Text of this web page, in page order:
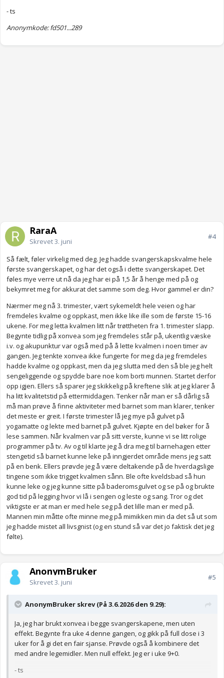
- ts
Anonymkode: fd501...289
RaraA
Skrevet3. juni
#4
Så fælt, føler virkelig med deg. Jeg hadde svangerskapskvalme hele
første svangerskapet, og har det også i dette svangerskapet. Det
føles mye verre ut nå da jeg har ei på 1,5 år å henge med på og
bekymret meg for akkurat det samme som deg. Hvor gammel er din?
Nærmer meg nå 3. trimester, vært sykemeldt hele veien og har
fremdeles kvalme og oppkast, men ikke like ille som de første 15-16
ukene. For meg letta kvalmen litt når trøttheten fra 1. trimester slapp.
Begynte tidlig på xonvea som jeg fremdeles står på, ukentlig væske
i.v. og akupunktur var også med på å lette kvalmen i noen timer av
gangen. Jeg tenkte xonvea ikke fungerte for meg da jeg fremdeles
hadde kvalme og oppkast, men da jeg slutta med den så ble jeg helt
sengeliggende og spydde bare noe kom borti munnen. Startet derfor
opp igjen. Ellers så sparer jeg skikkelig på kreftene slik at jeg klarer å
ha litt kvalitetstid på ettermiddagen. Tenker når man er så dårlig så
må man prøve å finne aktiviteter med barnet som man klarer, tenker
det meste er greit. I første trimester lå jeg mye på gulvet på
yogamatte og lekte med barnet på gulvet. Kjøpte en del bøker for å
lese sammen. Når kvalmen var på sitt verste, kunne vi se litt rolige
programmer på tv. Av og til klarte jeg å dra meg til barnehagen etter
stengetid så barnet kunne leke på inngjerdet område mens jeg satt
på en benk. Ellers prøvde jeg å være deltakende på de hverdagslige
tingene som ikke trigget kvalmen sånn. Ble ofte kveldsbad så hun
kunne leke og jeg kunne sitte på baderomsgulvet og se på og brukte
god tid på legging hvor vi lå i sengen og leste og sang. Tror og det
viktigste er at man er med hele seg på det lille man er med på.
Mannen min måtte ofte minne meg på mimikken min da det så ut som
jeg hadde mistet all livsgnist (og en stund så var det jo faktisk det jeg
følte).
AnonymBruker
Skrevet3. juni
#5
AnonymBruker skrev (På 3.6.2026 den 9.29):
Ja, jeg har brukt xonvea i begge svangerskapene, men uten
effekt. Begynte fra uke 4 denne gangen, og gikk på full dose i 3
uker for å gi det en fair sjanse. Prøvde også å kombinere det
med andre legemidler. Men null effekt. Jeg er i uke 9+0.
- ts